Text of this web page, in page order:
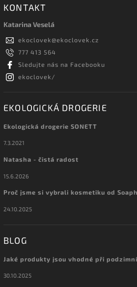
KONTAKT
Katarina Veselá
ekoclovek@ekoclovek.cz
777 413 564
Sledujte nás na Facebooku
ekoclovek/
EKOLOGICKÁ DROGERIE
Ekologická drogerie SONETT
7.3.2021
Natasha - čistá radost
15.6.2026
Proč jsme si vybrali kosmetiku od
24.10.2025
BLOG
Jaké produkty jsou vhodné při
30.10.2025